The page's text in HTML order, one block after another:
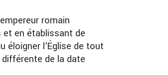
romain
et en établissant de
éloigner l’Église de tout
différente de la date